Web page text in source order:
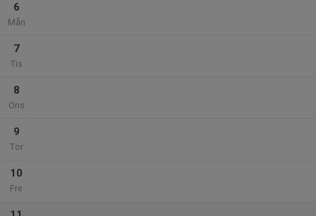
6
Mån
7
Tis
8
Ons
9
Tor
10
Fre